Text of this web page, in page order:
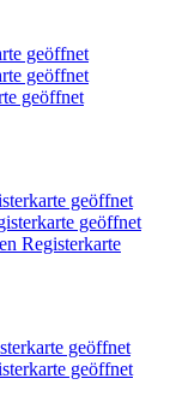
geöffnet
geöffnet
geöffnet
geöffnet
geöffnet
Registerkarte
geöffnet
geöffnet